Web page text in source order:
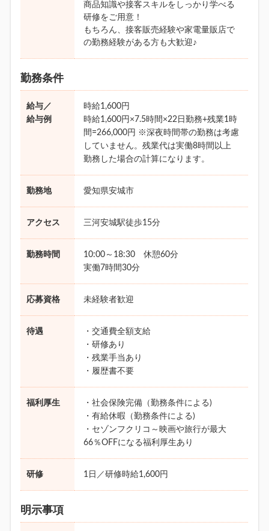
商品知識や接客スキルをしっかり学べる
研修をご用意！
もちろん、接客販売経験や家電量販店で
の勤務経験がある方も大歓迎♪
勤務条件
給与／
給与例
時給1,600円
時給1,600円×7.5時間×22日勤務+残業1時
間=266,000円 ※深夜時間帯の勤務は考慮
していません。残業代は実働8時間以上
勤務した場合の計算になります。
勤務地 愛知県安城市
アクセス 三河安城駅徒歩15分
勤務時間
10:00～18:30 休憩60分
実働7時間30分
応募資格 未経験者歓迎
待遇
・交通費全額支給
・研修あり
・残業手当あり
・履歴書不要
福利厚生
・社会保険完備（勤務条件による)
・有給休暇（勤務条件による)
・セゾンフクリコ～映画や旅行が最大
66％OFFになる福利厚生あり
研修 1日／研修時給1,600円
明示事項